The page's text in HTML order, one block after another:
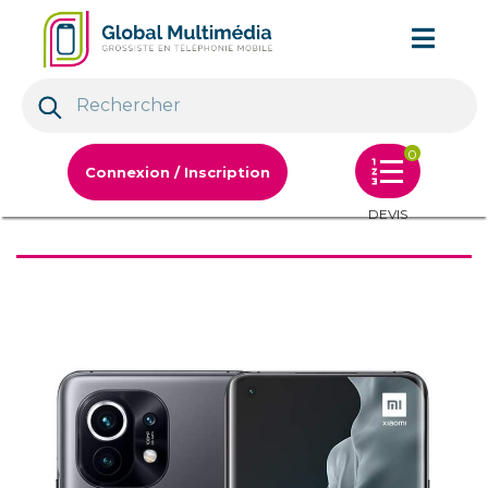
Connexion / Inscription
0
DEVIS